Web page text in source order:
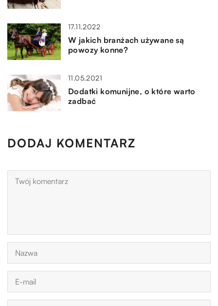
17.11.2022
W jakich branżach używane są
powozy konne?
11.05.2021
Dodatki komunijne, o które warto
zadbać
DODAJ KOMENTARZ